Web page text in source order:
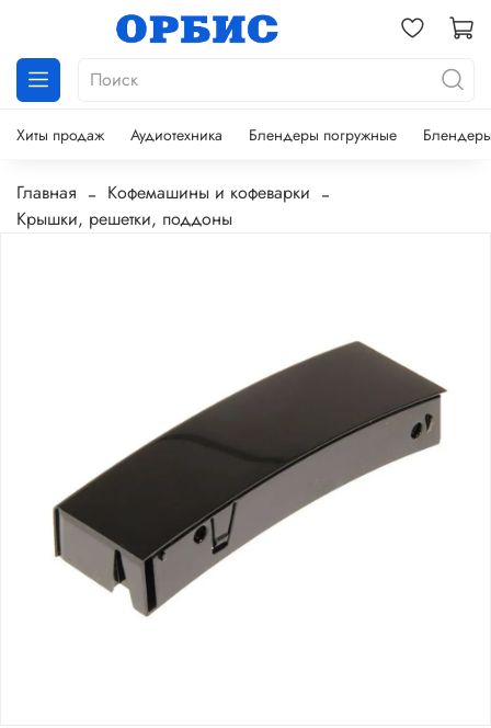
Хиты продаж Аудиотехника Блендеры погружные
Главная
Кофемашины и кофеварки
Крышки, решетки, поддоны